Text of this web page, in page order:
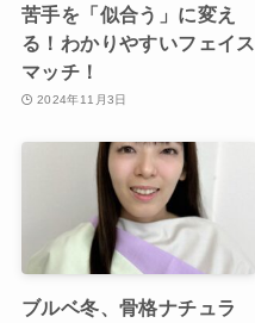
苦手を「似合う」に変え
る！わかりやすいフェイス
マッチ！
2024年11月3日
ブルベ冬、骨格ナチュラ